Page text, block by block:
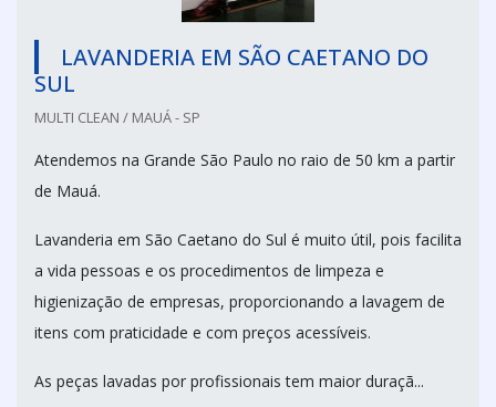
LAVANDERIA EM SÃO CAETANO DO
SUL
MULTI CLEAN / MAUÁ - SP
Atendemos na Grande São Paulo no raio de 50 km a partir
de Mauá.
Lavanderia em São Caetano do Sul é muito útil, pois facilita
a vida pessoas e os procedimentos de limpeza e
higienização de empresas, proporcionando a lavagem de
itens com praticidade e com preços acessíveis.
As peças lavadas por profissionais tem maior duraçã...